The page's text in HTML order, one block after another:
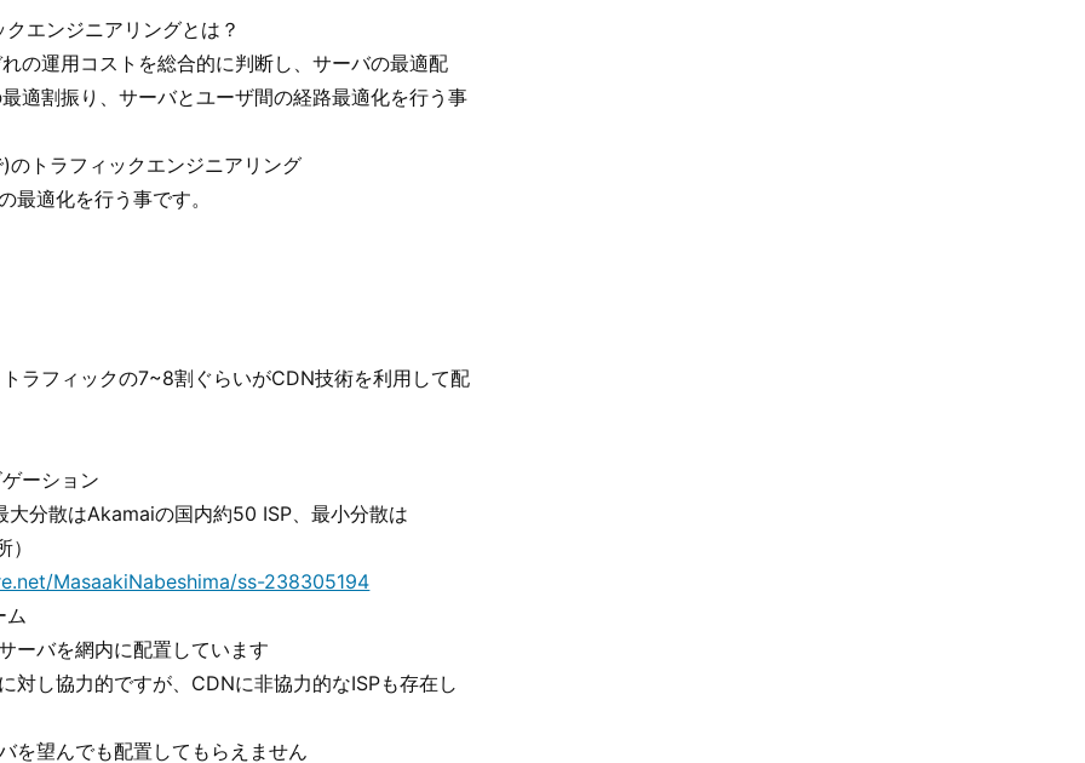
エンジニアリングとは？
の運用コストを総合的に判断し、サーバの最適配
適割振り、サーバとユーザ間の経路最適化を行う事
のトラフィックエンジニアリング
最適化を行う事です。
ラフィックの7~8割ぐらいがCDN技術を利用して配
ーション
大分散はAkamaiの国内約50 ISP、最小分散は
MasaakiNabeshima/ss-238305194
ム
ーバを網内に配置しています
対し協力的ですが、CDNに非協力的なISPも存在し
を望んでも配置してもらえません